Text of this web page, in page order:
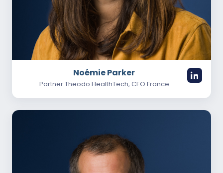
Noémie Parker
Partner Theodo HealthTech, CEO France